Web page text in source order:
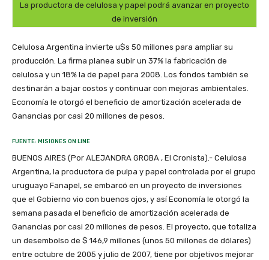
La productora de celulosa y papel podrá avanzar en proyecto
de inversión
Celulosa Argentina invierte u$s 50 millones para ampliar su
producción. La firma planea subir un 37% la fabricación de
celulosa y un 18% la de papel para 2008. Los fondos también se
destinarán a bajar costos y continuar con mejoras ambientales.
Economía le otorgó el beneficio de amortización acelerada de
Ganancias por casi 20 millones de pesos.
FUENTE: MISIONES ON LINE
BUENOS AIRES (Por ALEJANDRA GROBA , El Cronista).- Celulosa
Argentina, la productora de pulpa y papel controlada por el grupo
uruguayo Fanapel, se embarcó en un proyecto de inversiones
que el Gobierno vio con buenos ojos, y así Economía le otorgó la
semana pasada el beneficio de amortización acelerada de
Ganancias por casi 20 millones de pesos. El proyecto, que totaliza
un desembolso de $ 146,9 millones (unos 50 millones de dólares)
entre octubre de 2005 y julio de 2007, tiene por objetivos mejorar